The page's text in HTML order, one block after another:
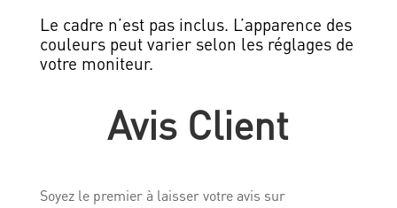
Le cadre n’est pas inclus. L’apparence des
couleurs peut varier selon les réglages de
votre moniteur.
Avis Client
Soyez le premier à laisser votre avis sur